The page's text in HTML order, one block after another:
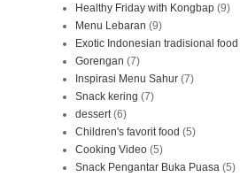
Healthy Friday with Kongbap (9)
Menu Lebaran (9)
Exotic Indonesian tradisional food
Gorengan (7)
Inspirasi Menu Sahur (7)
Snack kering (7)
dessert (6)
Children's favorit food (5)
Cooking Video (5)
Snack Pengantar Buka Puasa (5)